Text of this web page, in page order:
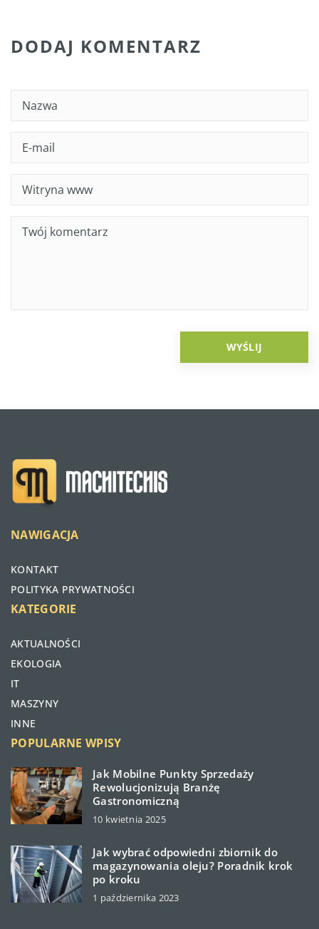
DODAJ KOMENTARZ
NAWIGACJA
KONTAKT
POLITYKA PRYWATNOŚCI
KATEGORIE
AKTUALNOŚCI
EKOLOGIA
IT
MASZYNY
INNE
POPULARNE WPISY
Jak Mobilne Punkty Sprzedaży
Rewolucjonizują Branżę
Gastronomiczną
10 kwietnia 2025
Jak wybrać odpowiedni zbiornik do
magazynowania oleju? Poradnik krok
po kroku
1 października 2023